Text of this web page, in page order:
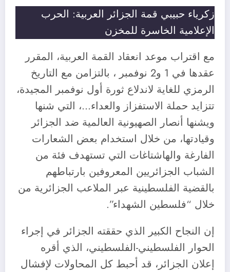
زكرياء حبيبي قمة الجزائر العربية: الحرب
الإعلامية الخاسرة للمخزن
مع اقتراب موعد انعقاد القمة العربية، المقرر
عقدها في 1 و2 نوفمبر ، بالتزامن مع التاريخ
الرمزي للغاية لاندلاع ثورة أول نوفمبر المجيدة،
تتزايد حملة الاستفزاز والعداء…، التي شنها
ويشنها أنصار الصهيونية العالمية ضد الجزائر
وقيادتها، من خلال استخدام بعض الشعارات
الفارغة والهاشتاغات التي تستهدف فئة من
الشباب الجزائريين المعروفين بارتباطهم
بالقضية الفلسطينية عبر الملاعب الجزائرية من
خلال “فلسطين الشهداء”.
إن النجاح الكبير الذي حققته الجزائر في إجراء
الحوار الفلسطيني-الفلسطيني، الذي أقره
إعلان الجزائر، قد أحبط كل المحاولات لإفشال